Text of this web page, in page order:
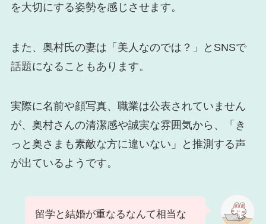
を大切にする姿勢を感じさせます。
また、奥村氏の妻は「美人なのでは？」とSNSで
話題になることもあります。
実際に名前や顔写真、職業は公表されていません
が、奥村さんの清潔感や誠実な雰囲気から、「き
っと奥さまも素敵な方に違いない」と推測する声
が出ているようです。
留学と結婚が重なるなんて相当な